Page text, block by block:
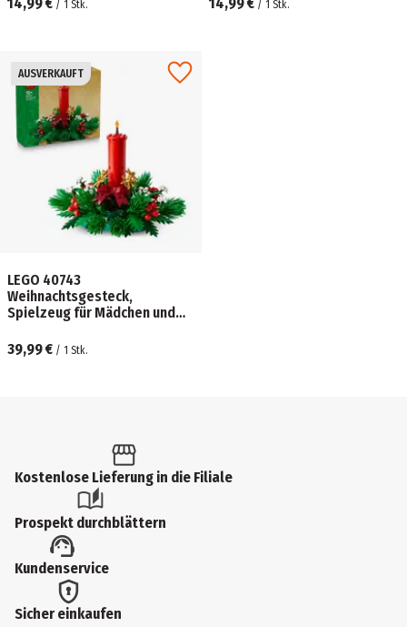
/ 1 Stk. / 1 Stk.
AUSVERKAUFT
LEGO 40743
Weihnachtsgesteck,
Spielzeug für Mädchen und
39,99 € / 1 Stk.
Kostenlose Lieferung in die Filiale
Prospekt durchblättern
Kundenservice
Sicher einkaufen